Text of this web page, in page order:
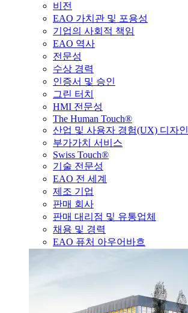
비전
EAO 가치관 및 포용성
기업의 사회적 책임
EAO 역사
전문성
수상 경력
인증서 및 승인
그린 터치
HMI 전문성
The Human Touch®
산업 및 사용자 경험(UX) 디자인
부가가치 서비스
Swiss Touch®
기술 전문성
EAO 전 세계
제조 기업
판매 회사
판매 대리점 및 유통업체
채용 및 경력
EAO 퓨처 아우어바흐